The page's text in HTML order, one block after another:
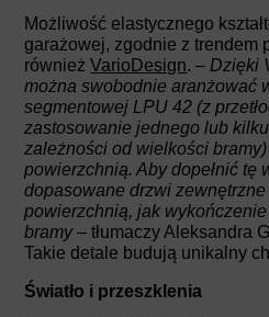
Możliwość elastycznego
garażowej, zgodnie z trendem
równieżVarioDesign. – Dzięki
można swobodnie aranżować
segmentowej LPU 42 (z
zastosowanie jednego lub
zależności od wielkości
powierzchnią. Aby dopełnić tę
dopasowane drzwi
powierzchnią, jak
bramy– tłumaczy Aleksandra
Takie detale budują unikalny
Światło i przeszklenia